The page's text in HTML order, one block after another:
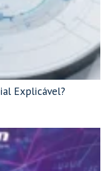
Explicável?